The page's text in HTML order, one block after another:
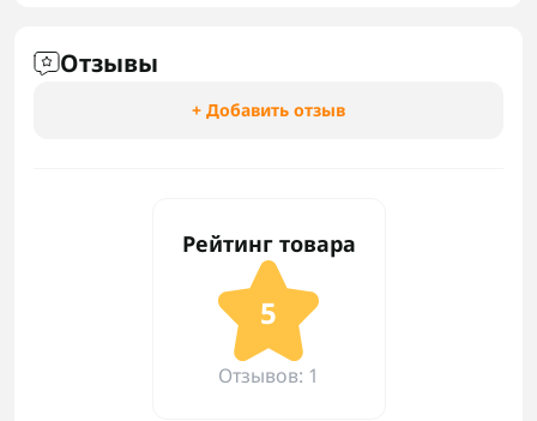
Отзывы
+ Добавить отзыв
Рейтинг товара
5
Отзывов: 1